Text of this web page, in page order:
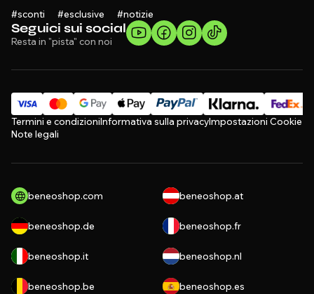
Seguici sui social
Resta in "pista" con noi
#sconti #esclusive #notizie
Termini e condizioniInformativa sulla privacyImpostazioni Cookie
Note legali
beneoshop.com beneoshop.at
beneoshop.de beneoshop.fr
beneoshop.it beneoshop.nl
beneoshop.be beneoshop.es